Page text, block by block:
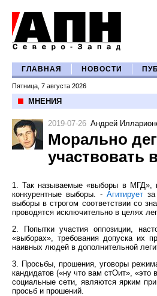
ГЛАВНАЯ НОВОСТИ
Пятница, 7 августа 2026
МНЕНИЯ
2019-07-26 Андрей
Морально
участвовать
1. Так называемые «выборы в МГД»,
конкурентные выборы. - Агитируетза
выборы в строгом соответствии со
проводятся исключительно в целях
2. Попытки участия оппозиции,
«выборах», требования допуска их
наивных людей в дополнительной
3. Просьбы, прошения, уговоры
кандидатов («ну что вам стОит»,
социальные сети, являются ярким
просьб и прошений.